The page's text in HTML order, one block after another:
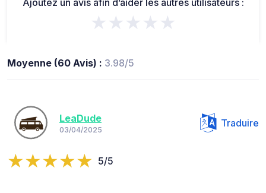
★★★★★
Moyenne (60 Avis) : 3.98/5
LeaDude
03/04/2025
Traduire
5/5